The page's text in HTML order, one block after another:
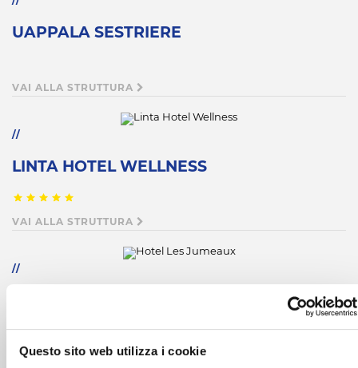
Questo sito web utilizza i cookie
UAPPALA SESTRIERE
VAI ALLA STRUTTURA
LINTA HOTEL WELLNESS
VAI ALLA STRUTTURA
VAI ALLA STRUTTURA